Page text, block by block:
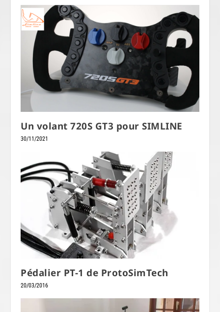
Un volant 720S GT3 pour SIMLINE
30/11/2021
Pédalier PT-1 de ProtoSimTech
20/03/2016